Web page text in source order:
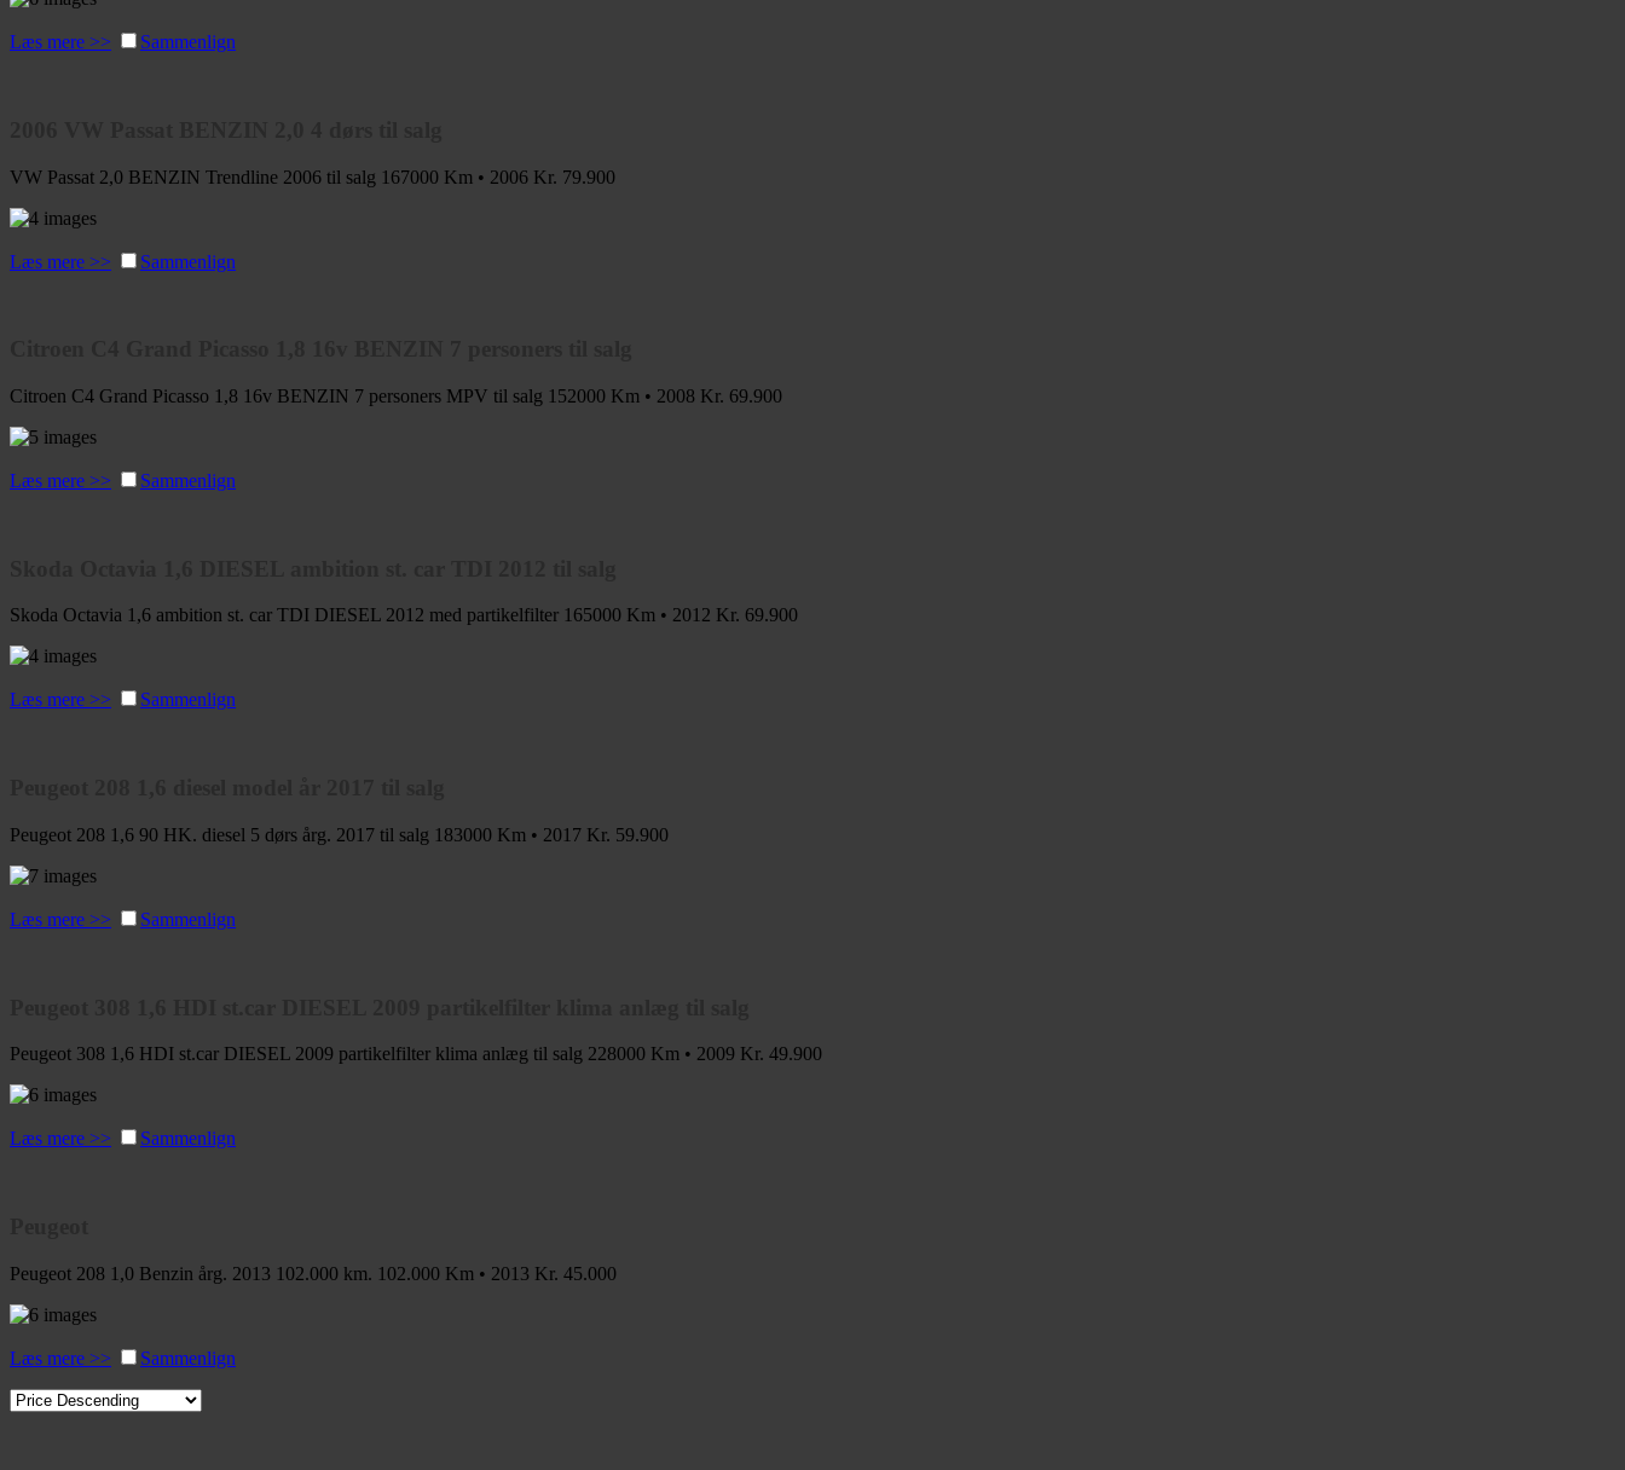
Læs mere >> Sammenlign
VW Passat 2,0 BENZIN Trendline 2006 til salg 167000 Km • 2006 Kr. 79.900
Læs mere >> Sammenlign
Citroen C4 Grand Picasso 1,8 16v BENZIN 7 personers MPV til salg 152000 Km • 2008 Kr. 69.900
Læs mere >> Sammenlign
Skoda Octavia 1,6 ambition st. car TDI DIESEL 2012 med partikelfilter 165000 Km • 2012 Kr. 69.900
Læs mere >> Sammenlign
Peugeot 208 1,6 90 HK. diesel 5 dørs årg. 2017 til salg 183000 Km • 2017 Kr. 59.900
Læs mere >> Sammenlign
Peugeot 308 1,6 HDI st.car DIESEL 2009 partikelfilter klima anlæg til salg 228000 Km • 2009 Kr. 49.900
Læs mere >> Sammenlign
Peugeot 208 1,0 Benzin årg. 2013 102.000 km. 102.000 Km • 2013 Kr. 45.000
Læs mere >> Sammenlign